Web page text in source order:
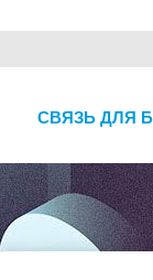
СВЯЗЬ ДЛЯ